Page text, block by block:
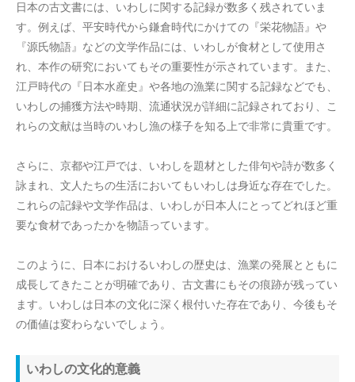
日本の古文書には、いわしに関する記録が数多く残されていま
す。例えば、平安時代から鎌倉時代にかけての『栄花物語』や
『源氏物語』などの文学作品には、いわしが食材として使用さ
れ、本作の研究においてもその重要性が示されています。また、
江戸時代の『日本水産史』や各地の漁業に関する記録などでも、
いわしの捕獲方法や時期、流通状況が詳細に記録されており、こ
れらの文献は当時のいわし漁の様子を知る上で非常に貴重です。
さらに、京都や江戸では、いわしを題材とした俳句や詩が数多く
詠まれ、文人たちの生活においてもいわしは身近な存在でした。
これらの記録や文学作品は、いわしが日本人にとってどれほど重
要な食材であったかを物語っています。
このように、日本におけるいわしの歴史は、漁業の発展とともに
成長してきたことが明確であり、古文書にもその痕跡が残ってい
ます。いわしは日本の文化に深く根付いた存在であり、今後もそ
の価値は変わらないでしょう。
いわしの文化的意義